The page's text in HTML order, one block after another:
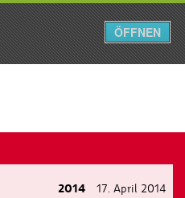
Menü
2014 17. April 2014
ÖFFNEN